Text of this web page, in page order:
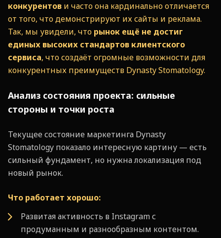
конкурентов и часто она кардинально отличается
от того, что демонстрируют их сайты и реклама.
Так, мы увидели, что рынок ещё не достиг
единых высоких стандартов клиентского
сервиса, что создаёт огромные возможности для
конкурентных преимуществ Dynasty Stomatology.
Анализ состояния проекта: сильные
стороны и точки роста
Текущее состояние маркетинга Dynasty
Stomatology показало интересную картину — есть
сильный фундамент, но нужна локализация под
новый рынок.
Что работает хорошо:
Развитая активность в Instagram с
продуманным и разнообразным контентом.